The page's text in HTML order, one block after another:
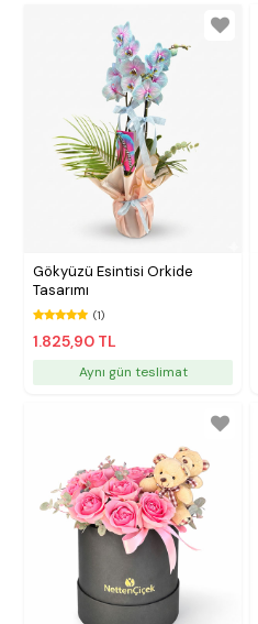
Gökyüzü Esintisi Orkide
Tasarımı
(1)
1.825,90 TL
Aynı gün teslimat